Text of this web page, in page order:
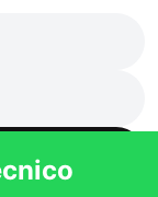
Beko, sus